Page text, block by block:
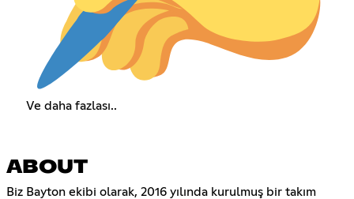
Ve daha fazlası..
ABOUT
Biz Bayton ekibi olarak, 2016 yılında kurulmuş bir takım